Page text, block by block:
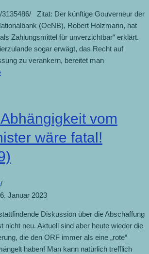
3135486/ Zitat: Der künftige Gouverneur der
(OeNB), Robert Holzmann, hat
Zahlungsmittel für unverzichtbar“ erklärt.
sogar erwägt, das Recht auf
zu verankern, bereitet man
vom
wäre fatal!
Januar 2023
Diskussion über die Abschaffung
nicht neu. Aktuell sind aber heute wieder die
die den ORF immer als eine „rote“
haben! Man kann natürlich trefflich